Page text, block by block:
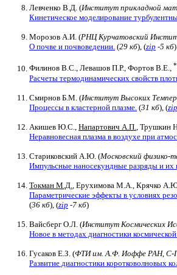
Левченко В.Д. (Институт прикладной
Кинетическое моделирование
Морозов А.И. (РНЦ Курчатовский
О почве и почвоведении. (29 кб), (zip -5 кб)
Филинов В.С., Левашов П.Р., Фортов В.Е., *
Расчеты термодинамических свойств
Смирнов Б.М. (Институт Высоких
Процессы в кластерной плазме. (31 кб), (zip
Акишев Ю.С., Напартович А.П. , Трушкин
Неравновесная плазма в воздухе при
Стариковский А.Ю. (Московский физико-
Импульсные наносекундные разряды и их
Токман М.Д. , Ерухимова М.А., Крячко
Параметрические эффекты в условиях
(36 кб), (zip -7 кб)
Вайсберг О.Л. (Институт Космических
Новое в методах диагностики
Гусаков Е.З. (ФТИ им. А.Ф. Иоффе РАН, С-
Развитие диагностики коротковолновых